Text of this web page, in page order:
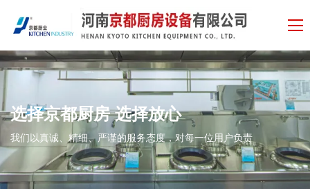
选择京都厨房选择放心
我们以真诚、精细、严谨的服务态度，对每一位用户负责